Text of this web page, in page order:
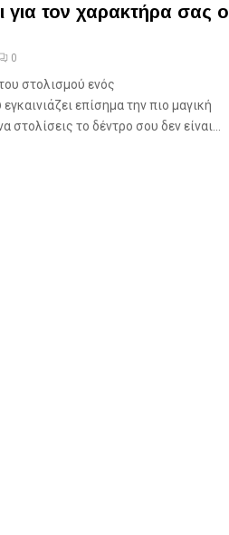
για τον χαρακτήρα σας ο
0
στολισμού ενός
επίσημα την πιο μαγική
το δέντρο σου δεν είναι...